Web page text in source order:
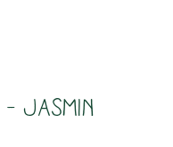
Jasmin